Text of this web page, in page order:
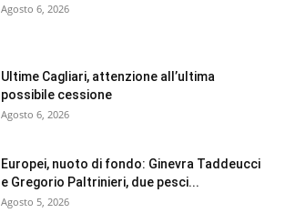
Agosto 6, 2026
Ultime Cagliari, attenzione all’ultima
possibile cessione
Agosto 6, 2026
Europei, nuoto di fondo: Ginevra Taddeucci
e Gregorio Paltrinieri, due pesci...
Agosto 5, 2026